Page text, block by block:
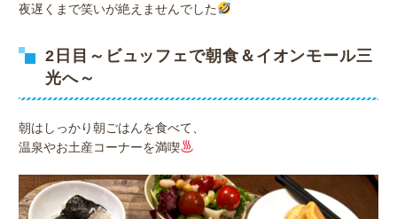
夜遅くまで笑いが絶えませんでした
2日目～ビュッフェで朝食＆イオンモール三
光へ～
朝はしっかり朝ごはんを食べて、
温泉やお土産コーナーを満喫